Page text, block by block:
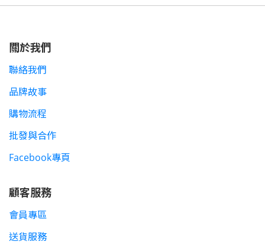
關於我們
聯絡我們
品牌故事
購物流程
批發與合作
Facebook專頁
顧客服務
會員專區
送貨服務